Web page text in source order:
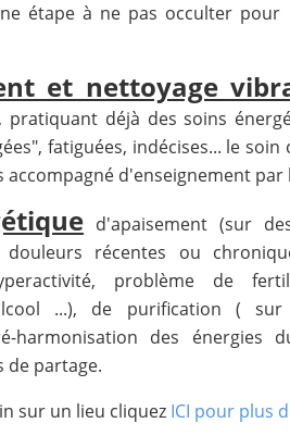
étape à ne pas occulter pour
et nettoyage
pratiquant déjà des soins
fatiguées, indécises... le
d'enseignement par
d'apaisement (sur
douleurs récentes ou
problème de
...), de purification (
harmonisation des énergies
de partage.
sur un lieu cliquez ICI pour plus